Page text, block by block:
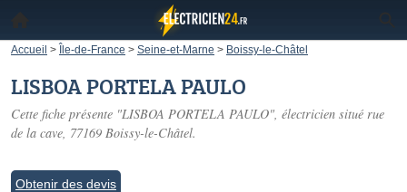
Accueil > Île-de-France > Seine-et-Marne > Boissy-le-Châtel
LISBOA PORTELA PAULO
Cette fiche présente "LISBOA PORTELA PAULO", électricien situé rue
de la cave, 77169 Boissy-le-Châtel.
Obtenir des devis